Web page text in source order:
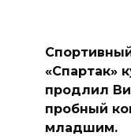
«Спартак»
продлил
пробный
младшим.